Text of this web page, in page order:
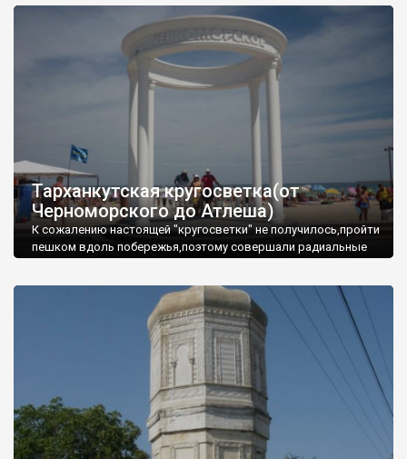
Тарханкутская кругосветка(от
Черноморского до Атлеша)
К сожалению настоящей "кругосветки" не получилось,пройти
пешком вдоль побережья,поэтому совершали радиальные